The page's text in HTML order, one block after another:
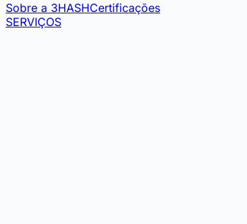
Sobre a 3HASHCertificações
SERVIÇOS